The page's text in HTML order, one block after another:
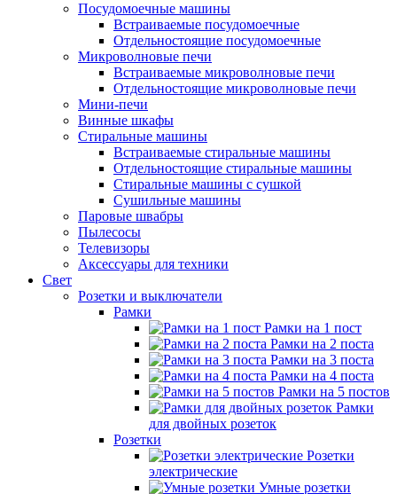
Посудомоечные машины
Встраиваемые посудомоечные
Отдельностоящие посудомоечные
Микроволновые печи
Встраиваемые микроволновые печи
Отдельностоящие микроволновые печи
Мини-печи
Винные шкафы
Стиральные машины
Встраиваемые стиральные машины
Отдельностоящие стиральные машины
Стиральные машины с сушкой
Сушильные машины
Паровые швабры
Пылесосы
Телевизоры
Аксессуары для техники
Свет
Розетки и выключатели
Рамки
Рамки на 1 пост
Рамки на 2 поста
Рамки на 3 поста
Рамки на 4 поста
Рамки на 5 постов
Рамки
для двойных розеток
Розетки
Розетки
электрические
Умные розетки